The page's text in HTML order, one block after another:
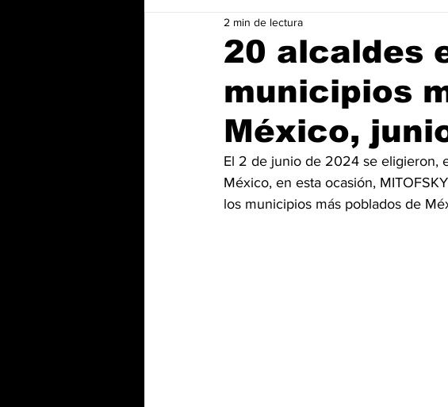
PORTADA Soluciones
20 alcaldes
municipios
México,
2 min de lectura
El 2 de junio de 2024 se eligieron,
México, en esta ocasión,
los municipios más poblados de